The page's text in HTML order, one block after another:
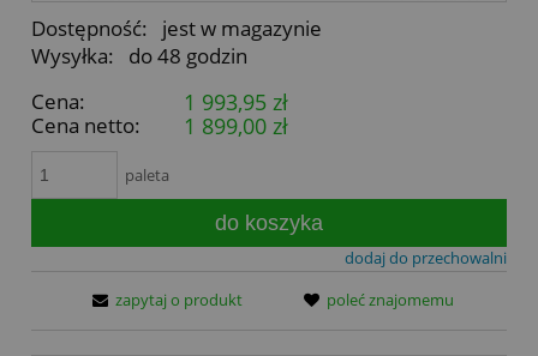
Dostępność:
jest w magazynie
Wysyłka:
do 48 godzin
Cena:
1 993,95 zł
Cena netto: 1 899,00 zł
paleta
do koszyka
dodaj do przechowalni
zapytaj o produkt
poleć znajomemu